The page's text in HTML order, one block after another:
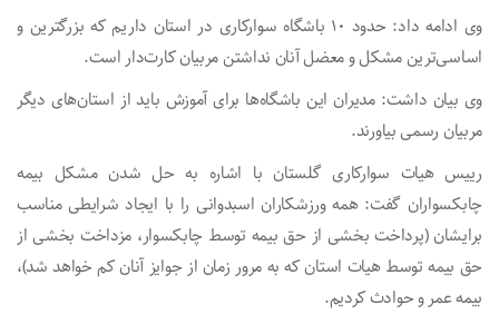
وی ادامه داد: حدود ۱۰‌ باشگاه سوارکاری در استان داریم که بزرگترین و
اساسی‌ترین مشکل و معضل آنان نداشتن مربیان کارت‌دار است.
وی بیان داشت: مدیران این باشگاه‌ها برای آموزش باید از استان‌های دیگر
مربیان رسمی بیاورند.
رییس هیات سوارکاری گلستان با اشاره به حل شدن مشکل بیمه
چابکسواران گفت: همه ورزشکاران اسبدوانی را با ایجاد شرایطی مناسب
برایشان (پرداخت بخشی از حق بیمه توسط چابکسوار، مزداخت بخشی از
حق بیمه توسط هیات استان که به مرور زمان از جوایز آنان کم خواهد شد)،
بیمه عمر و حوادث کردیم.